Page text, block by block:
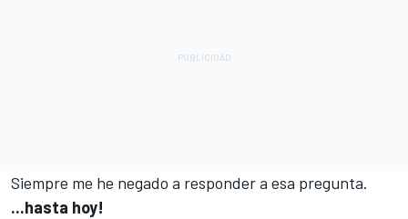
Siempre me he negado a responder a esa pregunta.
...hasta hoy!